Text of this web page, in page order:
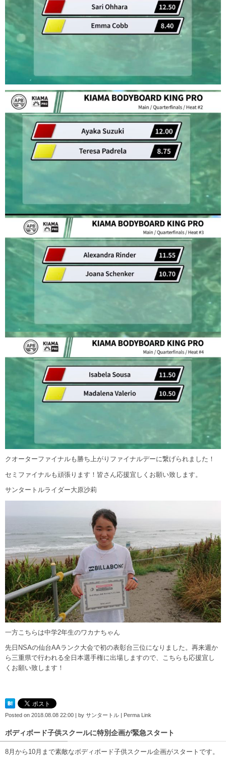
クオーターファイナルも勝ち上がりファイナルデーに繋げられました！
セミファイナルも頑張ります！皆さん応援宜しくお願い致します。
サンタートルライダー大原沙莉
一方こちらは中学2年生のワカナちゃん
先日NSAの仙台AAランク大会で初の表彰台三位になりました。再来週か
ら三重県で行われる全日本選手権に出場しますので、こちらも応援宜し
くお願い致します！
Posted on 2018.08.08 22:00 by サンタートル Perma Link
ボディボード子供スクールに特別企画が緊急スタート
8月から10月まで素敵なボディボード子供スクール企画がスタートです。